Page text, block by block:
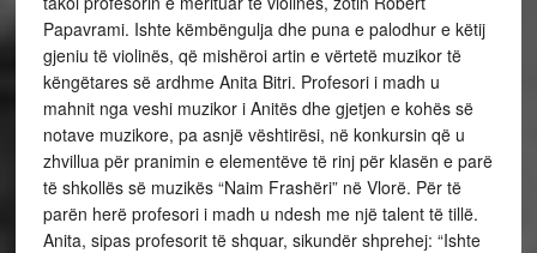
Papavrami. Ishte këmbëngulja dhe puna e palodhur e këtij
gjeniu të violinës, që mishëroi artin e vërtetë muzikor të
këngëtares së ardhme Anita Bitri. Profesori i madh u
mahnit nga veshi muzikor i Anitës dhe gjetjen e kohës së
notave muzikore, pa asnjë vështirësi, në konkursin që u
zhvillua për pranimin e elementëve të rinj për klasën e parë
të shkollës së muzikës “Naim Frashëri” në Vlorë. Për të
parën herë profesori i madh u ndesh me një talent të tillë.
Anita, sipas profesorit të shquar, sikundër shprehej: “Ishte